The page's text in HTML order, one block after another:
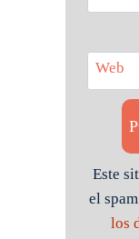
Web
Este
el
los